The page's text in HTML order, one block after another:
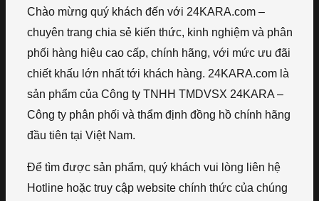
Chào mừng quý khách đến với 24KARA.com –
chuyên trang chia sẻ kiến thức, kinh nghiệm và phân
phối hàng hiệu cao cấp, chính hãng, với mức ưu đãi
chiết khấu lớn nhất tới khách hàng. 24KARA.com là
sản phẩm của Công ty TNHH TMDVSX 24KARA –
Công ty phân phối và thẩm định đồng hồ chính hãng
đầu tiên tại Việt Nam.
Để tìm được sản phẩm, quý khách vui lòng liên hệ
Hotline hoặc truy cập website chính thức của chúng